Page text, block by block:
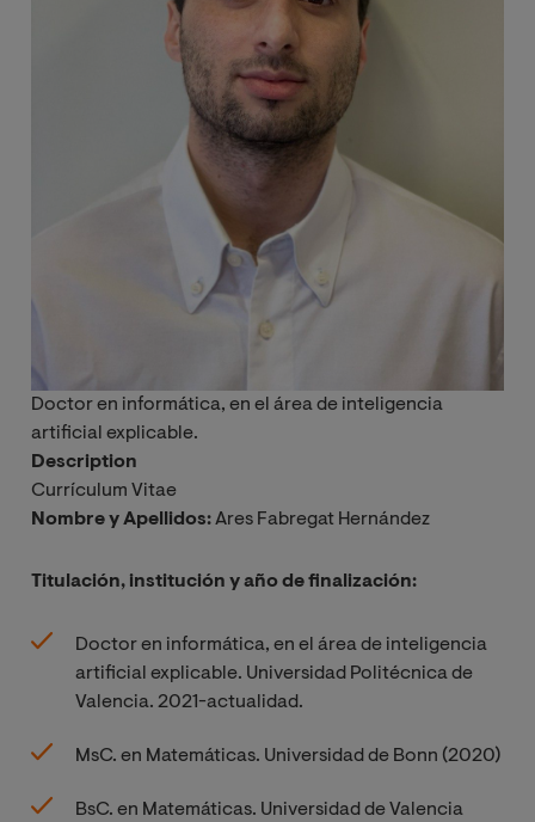
Doctor en informática, en el área de inteligencia
artificial explicable.
Description
Currículum Vitae
Nombre y Apellidos:Ares Fabregat Hernández
Titulación, institución y año de finalización:
Doctor en informática, en el área de inteligencia
artificial explicable. Universidad Politécnica de
Valencia. 2021-actualidad.
MsC. en Matemáticas. Universidad de Bonn (2020)
BsC. en Matemáticas. Universidad de Valencia